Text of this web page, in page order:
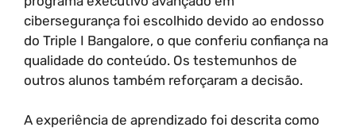
cibersegurança foi escolhido devido ao endosso
do Triple I Bangalore, o que conferiu confiança na
qualidade do conteúdo. Os testemunhos de
outros alunos também reforçaram a decisão.
A experiência de aprendizado foi descrita como